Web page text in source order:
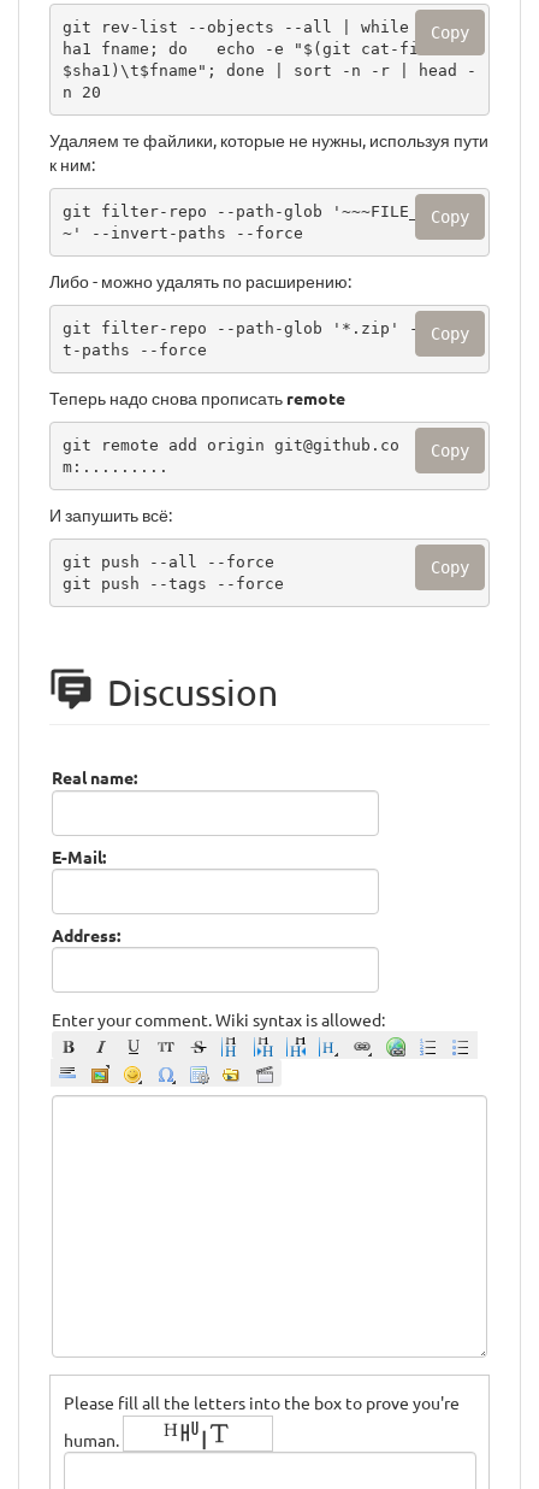
git rev-list --objects --all | while read s
ha1 fname; do   echo -e "$(git cat-file -s
$sha1)\t$fname"; done | sort -n -r | head -
n 20
Copy
Удаляем те файлики, которые не нужны, используя пути
к ним:
git filter-repo --path-glob '~~~FILE_PATH~~
~' --invert-paths --force
Copy
Либо - можно удалять по расширению:
git filter-repo --path-glob '*.zip' --inver
t-paths --force
Copy
Теперь надо снова прописать remote
git remote add origin git@github.co
m:.........
Copy
И запушить всё:
git push --all --force
git push --tags --force
Copy
Discussion
Real name:
E-Mail:
Address:
Enter your comment. Wiki syntax is allowed:
Please fill all the letters into the box to prove you're
human.